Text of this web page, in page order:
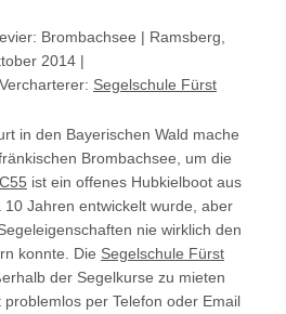
Brombachsee | Ramsberg,
2014 |
Segelschule Fürst
in den Bayerischen Wald mache
Brombachsee, um die
C55 ist ein offenes Hubkielboot aus
Jahren entwickelt wurde, aber
nie wirklich den
konnte. Die Segelschule Fürst
der Segelkurse zu mieten
per Telefon oder Email